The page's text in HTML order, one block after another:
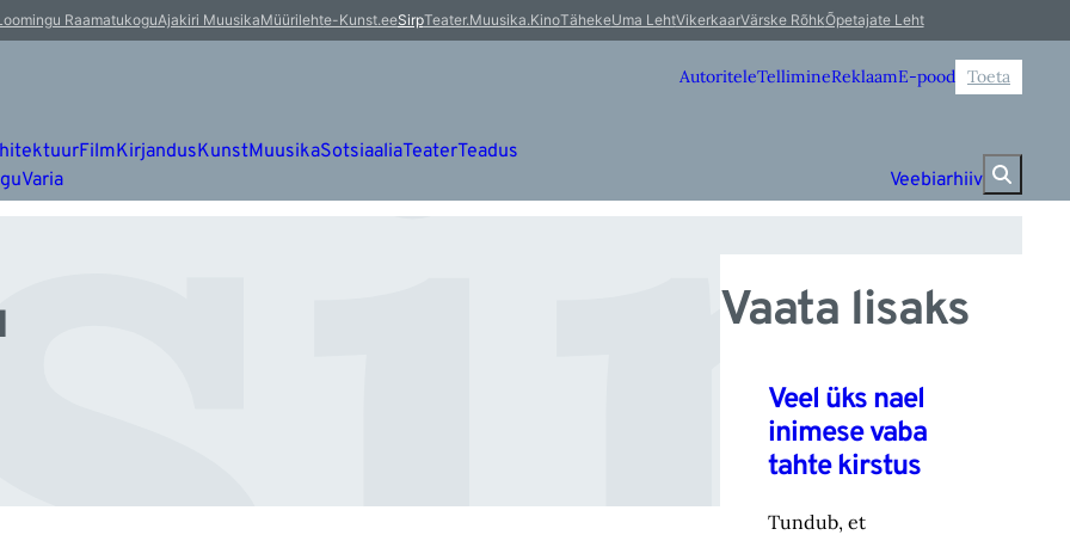
RaamatukoguAjakiri MuusikaMüürilehte-Kunst.eeSirpTeater.Muusika.KinoTähekeUma LehtVikerkaarVärske RõhkÕpetajate Leht
AutoriteleTellimineReklaamE-pood Toeta
FilmKirjandusKunstMuusikaSotsiaaliaTeaterTeadus
Varia Veebiarhiiv
Vaata lisaks
Veel üks nael
inimese vaba
tahte kirstus
Tundub, et